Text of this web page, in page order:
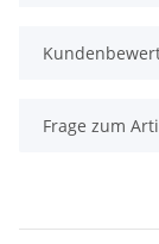
Frage zum